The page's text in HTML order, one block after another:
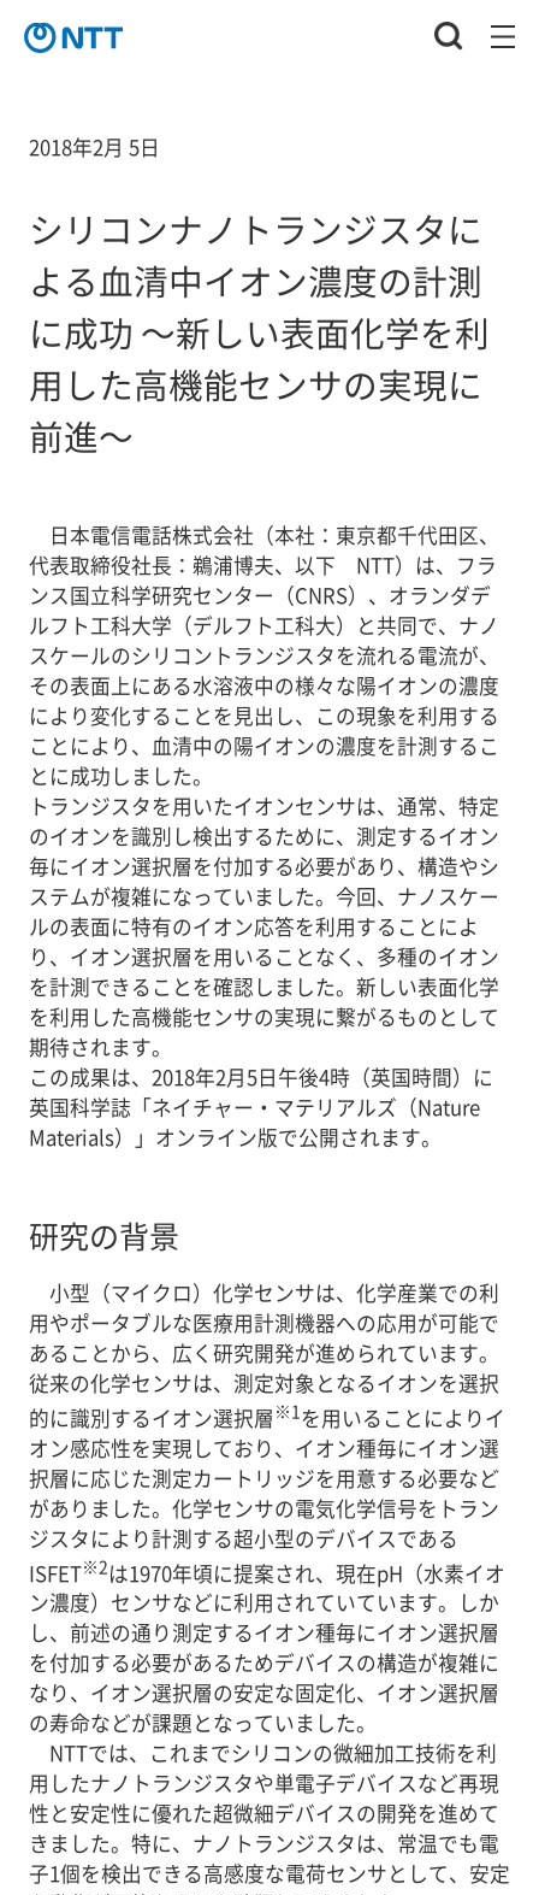
2018年2月 5日
シリコンナノトランジスタに
よる血清中イオン濃度の計測
に成功 ～新しい表面化学を利
用した高機能センサの実現に
前進～
日本電信電話株式会社（本社：東京都千代田区、
代表取締役社長：鵜浦博夫、以下 NTT）は、フラ
ンス国立科学研究センター（CNRS）、オランダデ
ルフト工科大学（デルフト工科大）と共同で、ナノ
スケールのシリコントランジスタを流れる電流が、
その表面上にある水溶液中の様々な陽イオンの濃度
により変化することを見出し、この現象を利用する
ことにより、血清中の陽イオンの濃度を計測するこ
とに成功しました。
トランジスタを用いたイオンセンサは、通常、特定
のイオンを識別し検出するために、測定するイオン
毎にイオン選択層を付加する必要があり、構造やシ
ステムが複雑になっていました。今回、ナノスケー
ルの表面に特有のイオン応答を利用することによ
り、イオン選択層を用いることなく、多種のイオン
を計測できることを確認しました。新しい表面化学
を利用した高機能センサの実現に繋がるものとして
期待されます。
この成果は、2018年2月5日午後4時（英国時間）に
英国科学誌「ネイチャー・マテリアルズ（Nature
Materials）」オンライン版で公開されます。
研究の背景
小型（マイクロ）化学センサは、化学産業での利
用やポータブルな医療用計測機器への応用が可能で
あることから、広く研究開発が進められています。
従来の化学センサは、測定対象となるイオンを選択
的に識別するイオン選択層 ※1 を用いることによりイ
オン感応性を実現しており、イオン種毎にイオン選
択層に応じた測定カートリッジを用意する必要など
がありました。化学センサの電気化学信号をトラン
ジスタにより計測する超小型のデバイスである
ISFET※2は1970年頃に提案され、現在pH（水素イオ
ン濃度）センサなどに利用されていています。しか
し、前述の通り測定するイオン種毎にイオン選択層
を付加する必要があるためデバイスの構造が複雑に
なり、イオン選択層の安定な固定化、イオン選択層
の寿命などが課題となっていました。
NTTでは、これまでシリコンの微細加工技術を利
用したナノトランジスタや単電子デバイスなど再現
性と安定性に優れた超微細デバイスの開発を進めて
きました。特に、ナノトランジスタは、常温でも電
子1個を検出できる高感度な電荷センサとして、安定